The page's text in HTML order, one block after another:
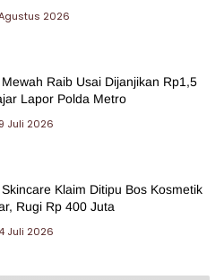
2026
Raib Usai Dijanjikan Rp1,5
Lapor Polda Metro
Juli 2026
Klaim Ditipu Bos Kosmetik
Rugi Rp 400 Juta
Juli 2026